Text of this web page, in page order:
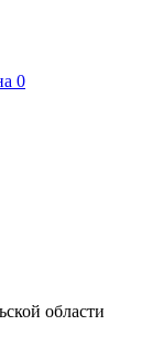
0
области